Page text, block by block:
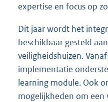
expertise en focus op
Dit jaar wordt het
beschikbaar gesteld
veiligheidshuizen.
implementatie
learning module. Ook
mogelijkheden om een